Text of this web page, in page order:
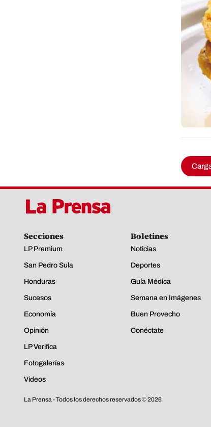
Secciones
LP Premium
San Pedro Sula
Honduras
Sucesos
Economía
Opinión
LP Verifica
Fotogalerías
Videos
Boletines
Noticias
Deportes
Guía Médica
Semana en Imágenes
Buen Provecho
Conéctate
La Prensa - Todos los derechos reservados ©2026